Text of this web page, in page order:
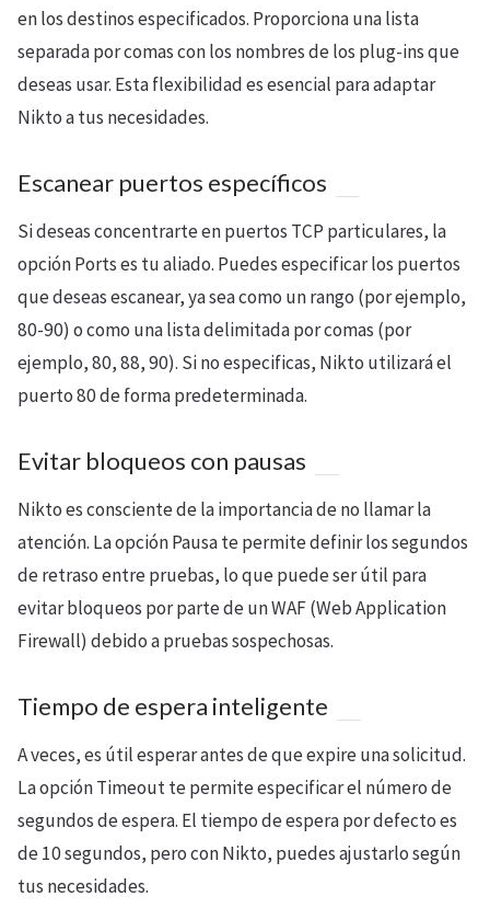
en los destinos especificados. Proporciona una lista
separada por comas con los nombres de los plug-ins que
deseas usar. Esta flexibilidad es esencial para adaptar
Nikto a tus necesidades.
Escanear puertos específicos
Si deseas concentrarte en puertos TCP particulares, la
opción Ports es tu aliado. Puedes especificar los puertos
que deseas escanear, ya sea como un rango (por ejemplo,
80-90) o como una lista delimitada por comas (por
ejemplo, 80, 88, 90). Si no especificas, Nikto utilizará el
puerto 80 de forma predeterminada.
Evitar bloqueos con pausas
Nikto es consciente de la importancia de no llamar la
atención. La opción Pausa te permite definir los segundos
de retraso entre pruebas, lo que puede ser útil para
evitar bloqueos por parte de un WAF (Web Application
Firewall) debido a pruebas sospechosas.
Tiempo de espera inteligente
A veces, es útil esperar antes de que expire una solicitud.
La opción Timeout te permite especificar el número de
segundos de espera. El tiempo de espera por defecto es
de 10 segundos, pero con Nikto, puedes ajustarlo según
tus necesidades.